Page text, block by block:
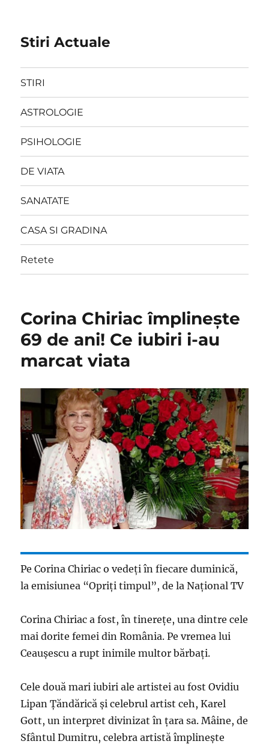
Stiri Actuale
STIRI
ASTROLOGIE
PSIHOLOGIE
DE VIATA
SANATATE
CASA SI GRADINA
Retete
Corina Chiriac împlinește
69 de ani! Ce iubiri i-au
marcat viata
Pe Corina Chiriac o vedeţi în fiecare duminică,
la emisiunea “Opriţi timpul”, de la Naţional TV
Corina Chiriac a fost, în tinerețe, una dintre cele
mai dorite femei din România. Pe vremea lui
Ceaușescu a rupt inimile multor bărbați.
Cele două mari iubiri ale artistei au fost Ovidiu
Lipan Țăndărică și celebrul artist ceh, Karel
Gott, un interpret divinizat în țara sa. Mâine, de
Sfântul Dumitru, celebra artistă împlineşte